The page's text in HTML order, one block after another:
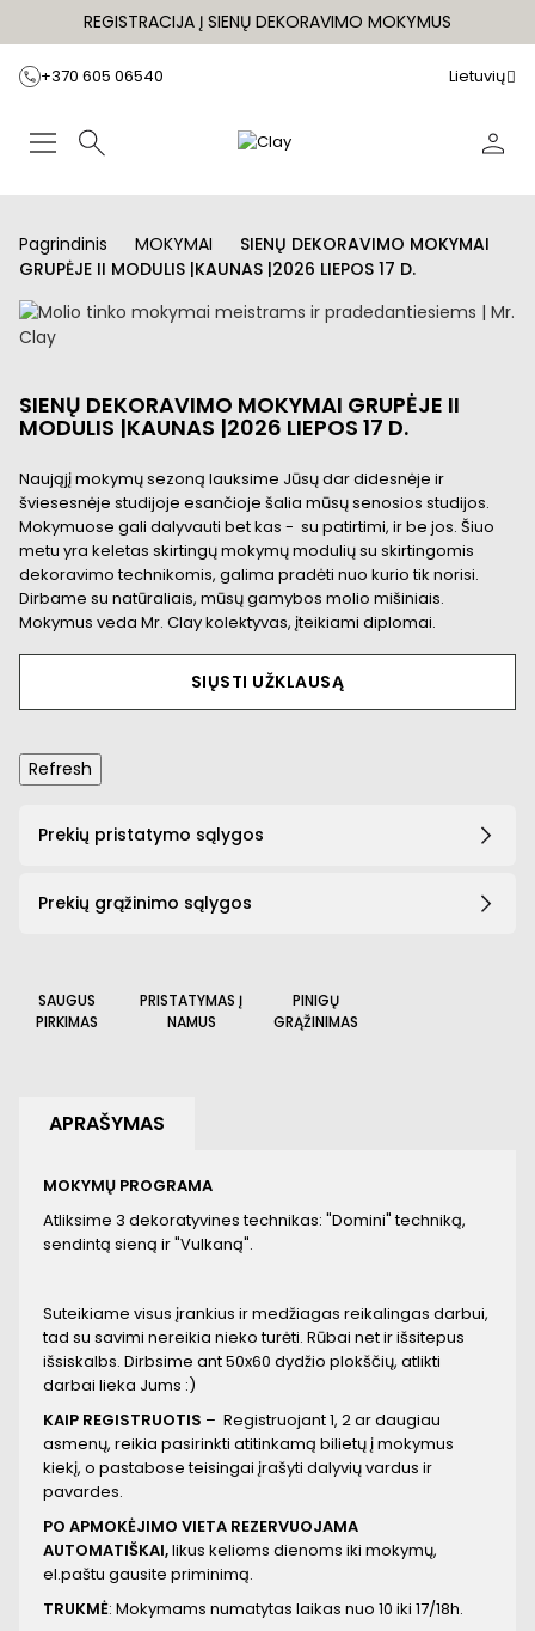
REGISTRACIJA Į SIENŲ DEKORAVIMO MOKYMUS
+370 605 06540 Lietuvių
Pagrindinis MOKYMAI
SIENŲ DEKORAVIMO MOKYMAI
GRUPĖJE II MODULIS |KAUNAS |2026 LIEPOS 17 D.
SIENŲ DEKORAVIMO MOKYMAI GRUPĖJE II
MODULIS |KAUNAS |2026 LIEPOS 17 D.
Naująjį mokymų sezoną lauksime Jūsų dar didesnėje ir
šviesesnėje studijoje esančioje šalia mūsų senosios studijos.
Mokymuose gali dalyvauti bet kas - su patirtimi, ir be jos. Šiuo
metu yra keletas skirtingų mokymų modulių su skirtingomis
dekoravimo technikomis, galima pradėti nuo kurio tik norisi.
Dirbame su natūraliais, mūsų gamybos molio mišiniais.
Mokymus veda Mr. Clay kolektyvas, įteikiami diplomai.
SIŲSTI UŽKLAUSĄ
Prekių pristatymo sąlygos
Prekių grąžinimo sąlygos
SAUGUS
PIRKIMAS
PRISTATYMAS Į
NAMUS
PINIGŲ
GRĄŽINIMAS
APRAŠYMAS
MOKYMŲ PROGRAMA
Atliksime 3 dekoratyvines technikas: "Domini" techniką,
sendintą sieną ir "Vulkaną".
Suteikiame visus įrankius ir medžiagas reikalingas darbui,
tad su savimi nereikia nieko turėti. Rūbai net ir išsitepus
išsiskalbs. Dirbsime ant 50x60 dydžio plokščių, atlikti
darbai lieka Jums :)
KAIP REGISTRUOTIS – Registruojant 1, 2 ar daugiau
asmenų, reikia pasirinkti atitinkamą bilietų į mokymus
kiekį, o pastabose teisingai įrašyti dalyvių vardus ir
pavardes.
PO APMOKĖJIMO VIETA REZERVUOJAMA
AUTOMATIŠKAI,likus kelioms dienoms iki mokymų,
el.paštu gausite priminimą.
TRUKMĖ: Mokymams numatytas laikas nuo 10 iki 17/18h.